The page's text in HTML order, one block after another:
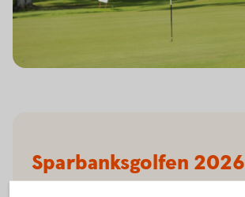
Sparbanksgolfen 2026